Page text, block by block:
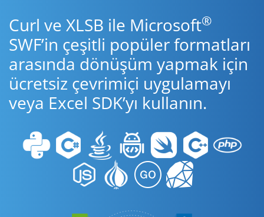
Curl ve XLSB ile Microsoft®
SWF’in çeşitli popüler formatları
arasında dönüşüm yapmak için
ücretsiz çevrimiçi uygulamayı
veya Excel SDK’yı kullanın.